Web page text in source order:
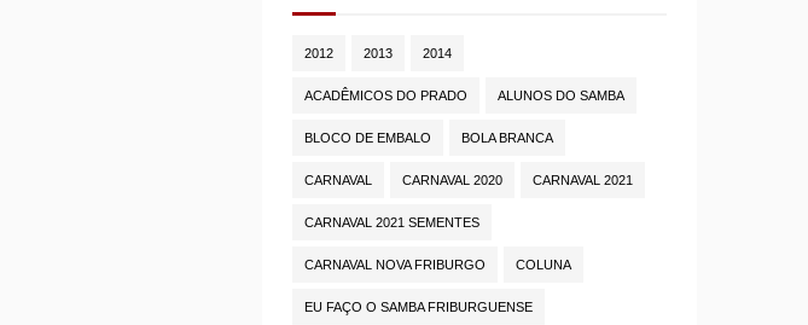
2012 2013 2014
ACADÊMICOS DO PRADO ALUNOS DO SAMBA
BLOCO DE EMBALO BOLA BRANCA
CARNAVAL CARNAVAL 2020 CARNAVAL 2021
CARNAVAL 2021 SEMENTES
CARNAVAL NOVA FRIBURGO COLUNA
EU FAÇO O SAMBA FRIBURGUENSE